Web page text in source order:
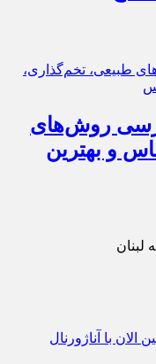
روش‌های
و بهترین
لبنان